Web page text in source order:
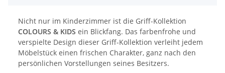
Nicht nur im Kinderzimmer ist die Griff-Kollektion
COLOURS & KIDS ein Blickfang. Das farbenfrohe und
verspielte Design dieser Griff-Kollektion verleiht jedem
Möbelstück einen frischen Charakter, ganz nach den
persönlichen Vorstellungen seines Besitzers.